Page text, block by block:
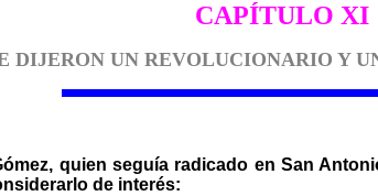
CAPÍTULO XI
DIJERON UN REVOLUCIONARIO Y
quien seguía radicado en San
de interés: